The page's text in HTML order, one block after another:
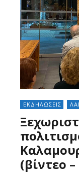
ΕΚΔΗΛΩΣΕΙΣ
(βίντεο